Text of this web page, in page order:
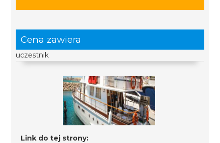
Cena zawiera
uczestnik
Link do tej strony: